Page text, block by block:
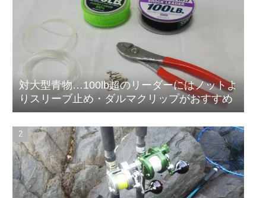
対大型青物…100lb超のリーダーにはノットよ
りスリーブ止め・ダルマクリップがおすすめ